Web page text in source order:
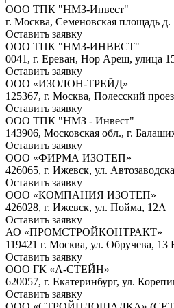
ООО ТПК "НМЗ-Инвест"
г. Москва, Семеновская площадь
Оставить заявку
ООО ТПК "НМЗ-ИНВЕСТ"
0041, г. Ереван, Нор Ареш, улица
Оставить заявку
OOO «ИЗОЛОН-ТРЕЙД»
125367, г. Москва, Полесский
Оставить заявку
ООО ТПК "НМЗ - Инвест"
143906, Московская обл., г.
Оставить заявку
ООО «ФИРМА ИЗОТЕП»
426065, г. Ижевск, ул.
Оставить заявку
ООО «КОМПАНИЯ ИЗОТЕП»
426028, г. Ижевск, ул. Пойма, 12А
Оставить заявку
АО «ПРОМСТРОЙКОНТРАКТ»
119421 г. Москва, ул. Обручева, 13
Оставить заявку
ООО ГК «А-СТЕЙН»
620057, г. Екатеринбург, ул.
Оставить заявку